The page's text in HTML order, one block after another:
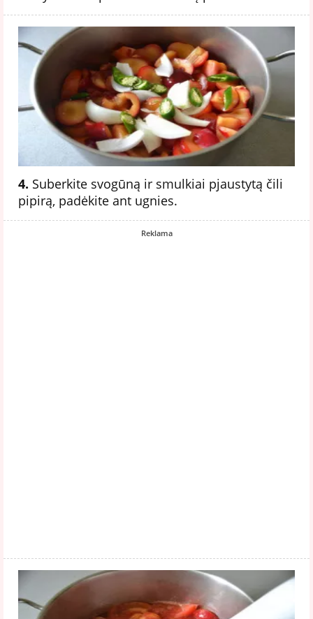
4. Suberkite svogūną ir smulkiai pjaustytą čili
pipirą, padėkite ant ugnies.
Reklama